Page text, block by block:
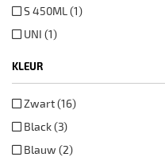
S 450ML (1)
UNI (1)
KLEUR
Zwart (16)
Black (3)
Blauw (2)